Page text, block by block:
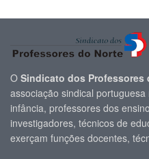
O Sindicato dos Professores
associação sindical
infância, professores dos
investigadores, técnicos de
exerçam funções docentes,